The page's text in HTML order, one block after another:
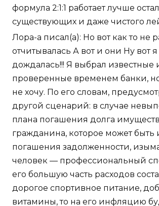
формула 2:1:1 работает лучше
существующих и даже чистого
Лора-а писал(а): Но вот как то не
отчитывалась А вот и они Ну вот я
дождалась!!! Я выбрал известные
проверенные временем банки,
не хочу. По его словам,
другой сценарий: в случае
плана погашения долга
гражданина, которое может быть
погашения задолженности,
человек — профессиональный
его большую часть расходов
дорогое спортивное питание,
витамины, то на его инфляцию